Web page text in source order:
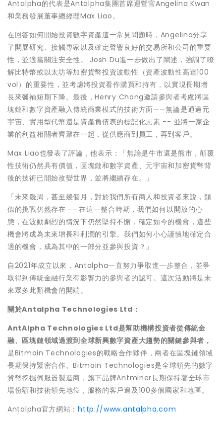
Antalpha的代表是Antalpha集團首席運營官Angelina Kwan
和業務發展董事總經理Max Liao。
在回答如何開始投資數字資產這一常見問題時， Angelina分享
了開展研究、接觸專家以及確定聲譽良好的交易所和公司的重要
性，並適當關注安全性。 Josh Du進一步做出了闡述，強調了瞭
解比特幣或以太坊等加密貨幣投資波動性（資產波動性高達100
vol）的重要性，並考慮將投資看作購買和持有，以實現長期增
長來彌補短期下降。最後，Henry Chong邀請參與者考慮將區
塊鏈和數字資產融入傳統商業模式的技術方面——無論是通過元
宇宙、實用型代幣還是資產負債表的標記化元素 -- 並將一家企
業的利益相關者齊聚在一起，從供應商到員工，再到客戶。
Max Liao也發表了評論，他表示：「無論是牛市還是熊市，顛覆
性技術仍然具有價值，區塊鏈和數字資產、元宇宙和加密貨幣背
後的技術已開始改變世界，並將繼續存在。」
「未來幾周，甚至幾個月，對於我們所有商人和投資者來說，類
似的挑戰仍然存在 -- 在這一整合時期，我們如何以開放的心
態，在波動劇烈的情況下仍然堅持不懈，確定如今的機會，這些
機會將成為未來增長和利潤的引擎。我們如何小心謹慎地確定合
適的機會，成為其中的一部分並參與投資？」
自2021年成立以來，Antalpha一直努力爭取進一步整合，並爭
取得到傳統金融行業有影響力的參與者的認可。 這次活動將是未
來眾多此類機會的開端。
關於Antalpha Technologies Ltd ：
AntAlpha Technologies Ltd是幫助機構投資者從傳統金
融、區塊鏈領域過渡到全球新興數字資產大趨勢的關鍵參與者，
是Bitmain Technologies的戰略合作夥伴，兩者在區塊鏈領域
長期保持緊密合作。Bitmain Technologies是全球領先的數字
貨幣挖掘伺服器製造商，旗下品牌Antminer長期保持著全球市
場份額和技術領先地位，服務的客戶遍及100多個國家和地區。
Antalpha官方網站：http://www.antalpha.com